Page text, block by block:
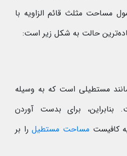
فرمول مساحت مثلث قائم الزاویه با
حالت به شکل زیر است:
مانند مستطیلی است که به وسیله
برای بدست آوردن
کافیستمساحت مستطیلرا بر